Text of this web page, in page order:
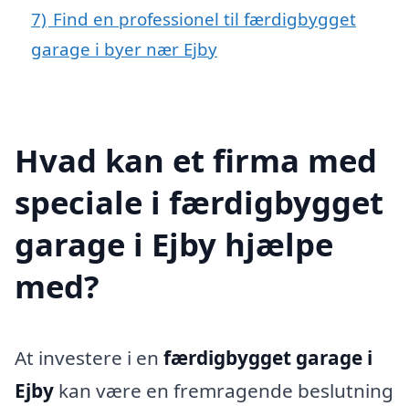
7) Find en professionel til færdigbygget
garage i byer nær Ejby
Hvad kan et firma med
speciale i færdigbygget
garage i Ejby hjælpe
med?
At investere i en færdigbygget garage i
Ejby kan være en fremragende beslutning